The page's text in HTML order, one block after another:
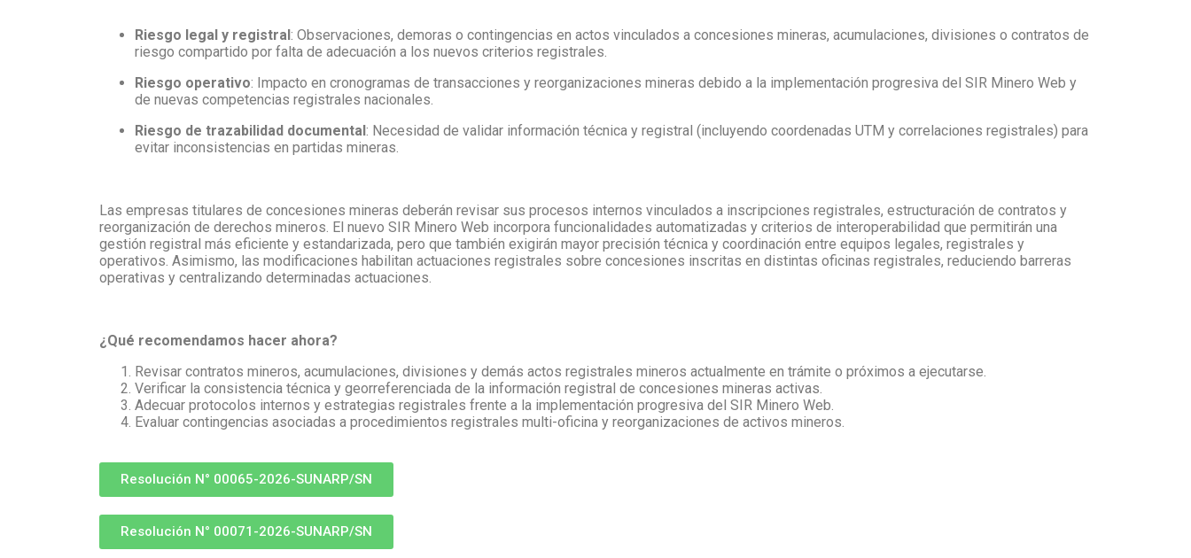
Riesgo legal y registral: Observaciones, demoras o contingencias en actos vinculados a concesiones mineras, acumulaciones, divisiones o contratos de
riesgo compartido por falta de adecuación a los nuevos criterios registrales.
Riesgo operativo: Impacto en cronogramas de transacciones y reorganizaciones mineras debido a la implementación progresiva del SIR Minero Web y
de nuevas competencias registrales nacionales.
Riesgo de trazabilidad documental: Necesidad de validar información técnica y registral (incluyendo coordenadas UTM y correlaciones registrales) para
evitar inconsistencias en partidas mineras.
Las empresas titulares de concesiones mineras deberán revisar sus procesos internos vinculados a inscripciones registrales, estructuración de contratos y
reorganización de derechos mineros. El nuevo SIR Minero Web incorpora funcionalidades automatizadas y criterios de interoperabilidad que permitirán una
gestión registral más eficiente y estandarizada, pero que también exigirán mayor precisión técnica y coordinación entre equipos legales, registrales y
operativos. Asimismo, las modificaciones habilitan actuaciones registrales sobre concesiones inscritas en distintas oficinas registrales, reduciendo barreras
operativas y centralizando determinadas actuaciones.
¿Qué recomendamos hacer ahora?
Revisar contratos mineros, acumulaciones, divisiones y demás actos registrales mineros actualmente en trámite o próximos a ejecutarse.
Verificar la consistencia técnica y georreferenciada de la información registral de concesiones mineras activas.
Adecuar protocolos internos y estrategias registrales frente a la implementación progresiva del SIR Minero Web.
Evaluar contingencias asociadas a procedimientos registrales multi-oficina y reorganizaciones de activos mineros.
Resolución N° 00065-2026-SUNARP/SN
Resolución N° 00071-2026-SUNARP/SN